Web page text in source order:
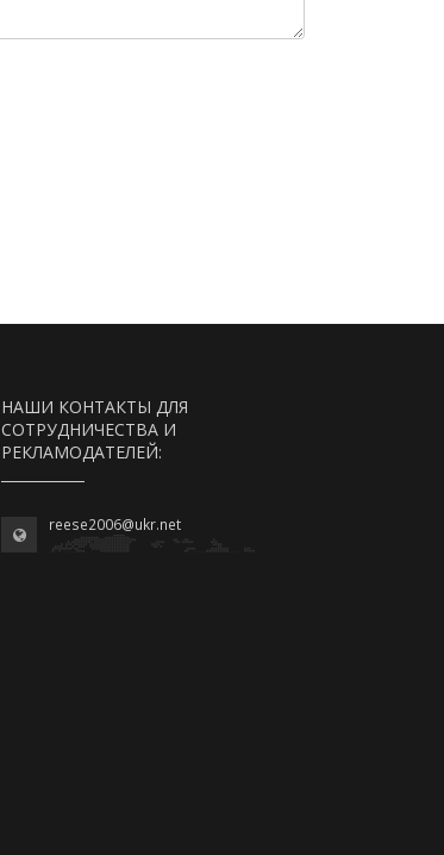
НАШИ КОНТАКТЫ ДЛЯ
СОТРУДНИЧЕСТВА И
РЕКЛАМОДАТЕЛЕЙ:
reese2006@ukr.net